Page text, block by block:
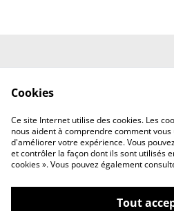
Confidentialité
Nous
Cookies
Ce site Internet utilise des cookies. Les
nous aident à comprendre comment
d'améliorer votre expérience. Vous
et contrôler la façon dont ils sont utilisés
cookies ». Vous pouvez également
Tout